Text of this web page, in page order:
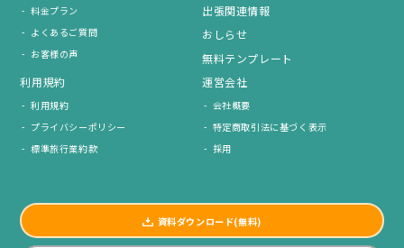
料金プラン
よくあるご質問
お客様の声
出張関連情報
おしらせ
無料テンプレート
利用規約
利用規約
プライバシーポリシー
標準旅行業約款
運営会社
会社概要
特定商取引法に基づく表示
採用
資料ダウンロード(無料)